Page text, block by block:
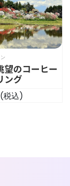
望のコーヒー
ング
(税込)